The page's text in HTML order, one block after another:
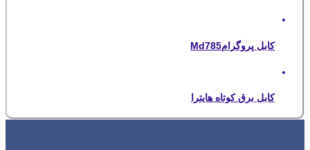
کابل پروگرامMd785
کابل برق کوتاه هایترا